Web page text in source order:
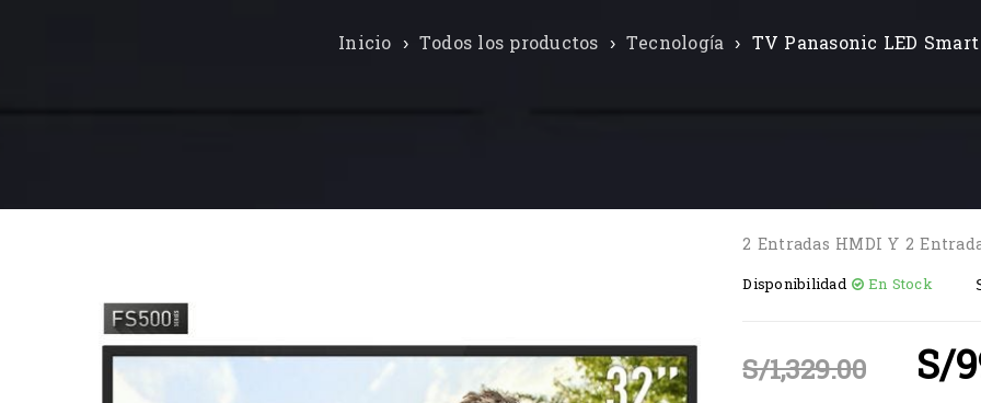
Inicio › Todos los productos › Tecnología › TV Panasonic LED Smart
2 Entradas HMDI Y 2
Disponibilidad En Stock
S/1,329.00 S/